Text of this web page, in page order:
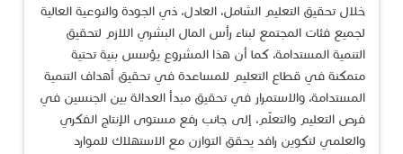
خلال تحقيق التعليم الشامل، العادل، ذي الجودة والنوعية العالية
لجميع فئات المجتمع لبناء رأس المال البشري اللازم لتحقيق
التنمية المستدامة، كما أن هذا المشروع يؤسس بنية تحتية
متمكنة في قطاع التعليم للمساعدة في تحقيق أهداف التنمية
المستدامة، والاستمرار في تحقيق مبدأ العدالة بين الجنسين في
فرص التعليم والتعلّم، إلى جانب رفع مستوى الإنتاج الفكري
والعلمي لتكوين رافد يحقق التوازن مع الاستهلاك للموارد